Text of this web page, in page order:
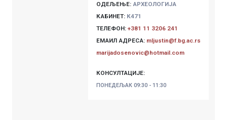
ОДЕЉЕЊЕ: АРХЕОЛОГИЈА
КАБИНЕТ: К471
ТЕЛЕФОН: +381 11 3206 241
ЕМАИЛ АДРЕСА: mljustin@f.bg.ac.rs
marijadosenovic@hotmail.com
КОНСУЛТАЦИЈЕ:
ПОНЕДЕЉАК 09:30 - 11:30